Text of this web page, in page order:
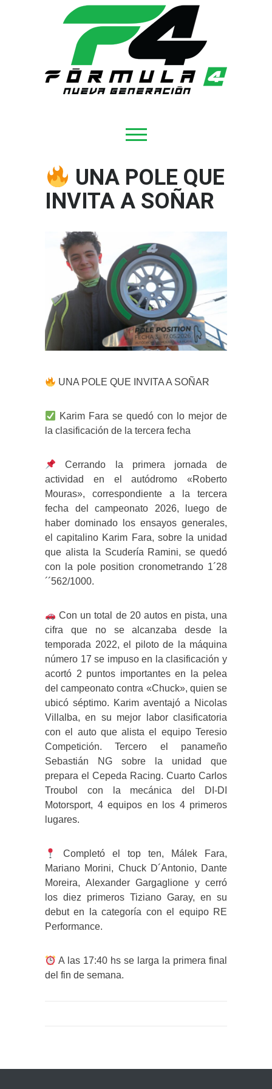
UNA POLE QUE
INVITA A SOÑAR
UNA POLE QUE INVITA A SOÑAR
Karim Fara se quedó con lo mejor de
la clasificación de la tercera fecha
Cerrando la primera jornada de
actividad en el autódromo «Roberto
Mouras», correspondiente a la tercera
fecha del campeonato 2026, luego de
haber dominado los ensayos generales,
el capitalino Karim Fara, sobre la unidad
que alista la Scudería Ramini, se quedó
con la pole position cronometrando 1´28
´´562/1000.
Con un total de 20 autos en pista, una
cifra que no se alcanzaba desde la
temporada 2022, el piloto de la máquina
número 17 se impuso en la clasificación y
acortó 2 puntos importantes en la pelea
del campeonato contra «Chuck», quien se
ubicó séptimo. Karim aventajó a Nicolas
Villalba, en su mejor labor clasificatoria
con el auto que alista el equipo Teresio
Competición. Tercero el panameño
Sebastián NG sobre la unidad que
prepara el Cepeda Racing. Cuarto Carlos
Troubol con la mecánica del DI-DI
Motorsport, 4 equipos en los 4 primeros
lugares.
Completó el top ten, Málek Fara,
Mariano Morini, Chuck D´Antonio, Dante
Moreira, Alexander Gargaglione y cerró
los diez primeros Tiziano Garay, en su
debut en la categoría con el equipo RE
Performance.
A las 17:40 hs se larga la primera final
del fin de semana.